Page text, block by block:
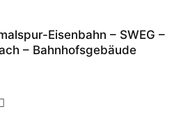
Eisenbahn – SWEG –
– Bahnhofsgebäude